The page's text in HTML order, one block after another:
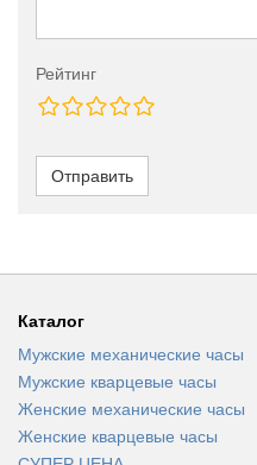
Рейтинг
Отправить
Каталог
Мужские механические часы
Мужские кварцевые часы
Женские механические часы
Женские кварцевые часы